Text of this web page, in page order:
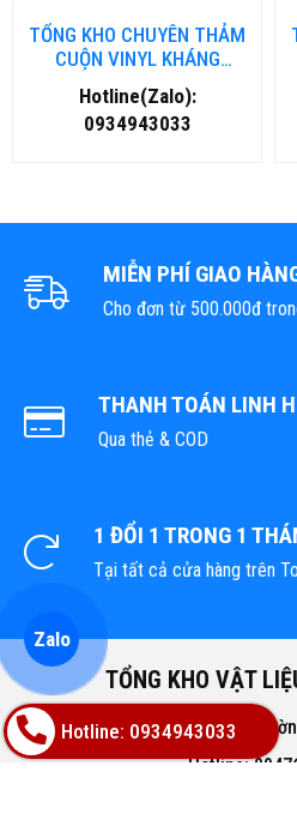
TỔNG KHO CHUYÊN THẢM
CUỘN VINYL KHÁNG
KHUẨN TẠI NHA TRANG
Hotline(Zalo):
0934943033
MIỄN PHÍ GIAO
Cho đơn từ 500.000đ
THANH TOÁN LINH
Qua thẻ & COD
1 ĐỔI 1 TRONG 1
Tại tất cả cửa hàng trên
TỔNG KHO VẬT
Địa chỉ: 02A Nguyễn Trác,
Hotline:
Hotline: 0934943033
Zalo